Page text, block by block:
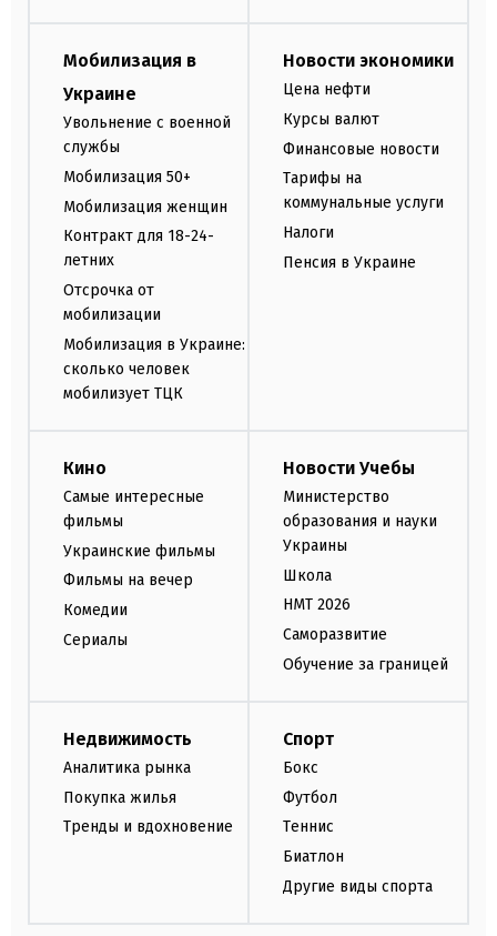
Мобилизация в
Украине
Увольнение с военной
службы
Мобилизация 50+
Мобилизация женщин
Контракт для 18-24-
летних
Отсрочка от
мобилизации
Мобилизация в Украине:
сколько человек
мобилизует ТЦК
Новости экономики
Цена нефти
Курсы валют
Финансовые новости
Тарифы на
коммунальные услуги
Налоги
Пенсия в Украине
Кино
Самые интересные
фильмы
Украинские фильмы
Фильмы на вечер
Комедии
Сериалы
Новости Учебы
Министерство
образования и науки
Украины
Школа
НМТ 2026
Саморазвитие
Обучение за границей
Недвижимость
Аналитика рынка
Покупка жилья
Тренды и вдохновение
Спорт
Бокс
Футбол
Теннис
Биатлон
Другие виды спорта